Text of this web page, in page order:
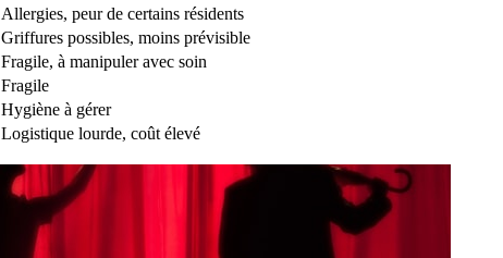
Allergies, peur de certains résidents
Griffures possibles, moins prévisible
Fragile, à manipuler avec soin
Fragile
Hygiène à gérer
Logistique lourde, coût élevé